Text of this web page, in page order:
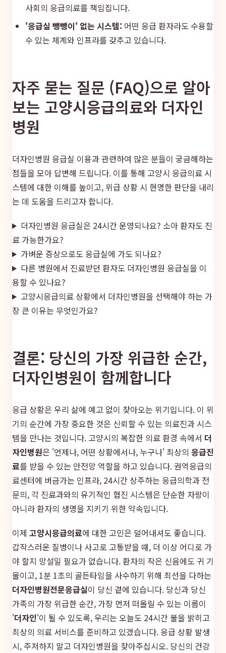
사회의 응급의료를 책임집니다.
'응급실 뺑뺑이' 없는 시스템: 어떤 응급 환자라도 수용할
수 있는 체계와 인프라를 갖추고 있습니다.
자주 묻는 질문 (FAQ)으로 알아
보는 고양시응급의료와 더자인
병원
더자인병원 응급실 이용과 관련하여 많은 분들이 궁금해하는
점들을 모아 답변해 드립니다. 이를 통해 고양시 응급의료 시
스템에 대한 이해를 높이고, 위급 상황 시 현명한 판단을 내리
는 데 도움을 드리고자 합니다.
더자인병원 응급실은 24시간 운영되나요? 소아 환자도 진
료 가능한가요?
가벼운 증상으로도 응급실에 가도 되나요?
다른 병원에서 진료받던 환자도 더자인병원 응급실을 이
용할 수 있나요?
고양시응급의료 상황에서 더자인병원을 선택해야 하는 가
장 큰 이유는 무엇인가요?
결론: 당신의 가장 위급한 순간,
더자인병원이 함께합니다
응급 상황은 우리 삶에 예고 없이 찾아오는 위기입니다. 이 위
기의 순간에 가장 중요한 것은 신뢰할 수 있는 의료진과 시스
템을 만나는 것입니다. 고양시의 복잡한 의료 환경 속에서 더
자인병원은 '언제나, 어떤 상황에서나, 누구나' 최상의 응급진
료를 받을 수 있는 안전망 역할을 하고 있습니다. 권역응급의
료센터에 버금가는 인프라, 24시간 상주하는 응급의학과 전
문의, 각 진료과와의 유기적인 협진 시스템은 단순한 자랑이
아니라 환자의 생명을 지키기 위한 약속입니다.
이제 고양시응급의료에 대한 고민은 덜어내셔도 좋습니다.
갑작스러운 질병이나 사고로 고통받을 때, 더 이상 어디로 가
야 할지 망설일 필요가 없습니다. 환자의 작은 신음에도 귀 기
울이고, 1분 1초의 골든타임을 사수하기 위해 최선을 다하는
더자인병원전문응급실이 당신 곁에 있습니다. 당신과 당신
가족의 가장 위급한 순간, 가장 먼저 떠올릴 수 있는 이름이
'더자인'이 될 수 있도록, 우리는 오늘도 24시간 불을 밝히고
최상의 의료 서비스를 준비하고 있겠습니다. 응급 상황 발생
시, 주저하지 말고 더자인병원을 찾아주십시오. 당신의 건강